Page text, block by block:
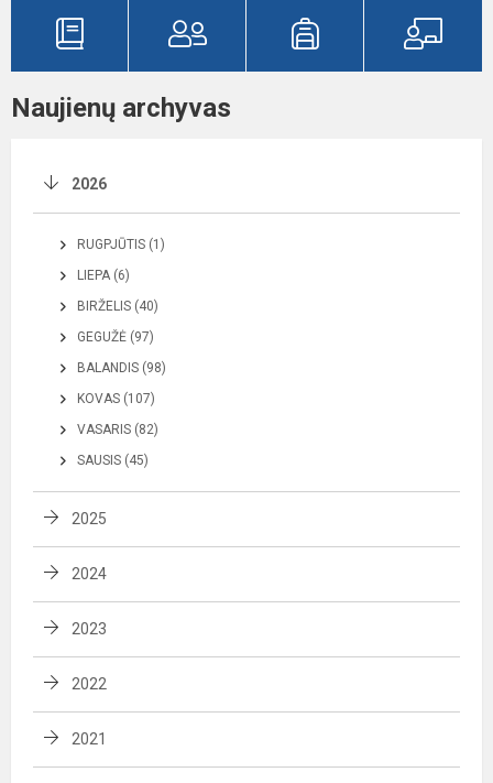
Naujienų archyvas
2026
RUGPJŪTIS (1)
LIEPA (6)
BIRŽELIS (40)
GEGUŽĖ (97)
BALANDIS (98)
KOVAS (107)
VASARIS (82)
SAUSIS (45)
2025
2024
2023
2022
2021